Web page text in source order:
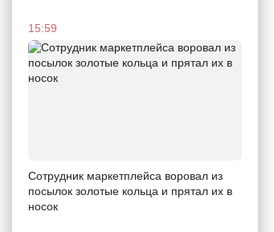
15:59
Сотрудник маркетплейса воровал из
посылок золотые кольца и прятал их в
носок